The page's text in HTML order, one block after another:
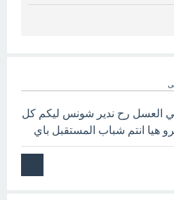
في العسل رح ندير شونس ليكم كل
هيا انتم شباب المستقبل باي